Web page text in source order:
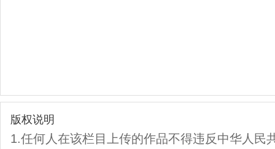
版权说明
1.任何人在该栏目上传的作品不得违反中华人民